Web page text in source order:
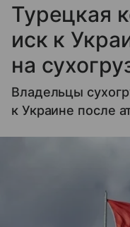
Турецкая
иск к
на
Владельцы
к Украине после